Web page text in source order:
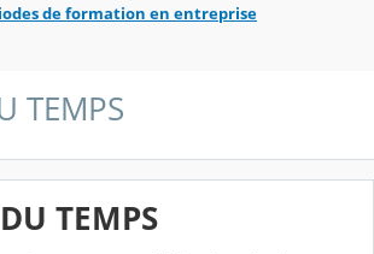
de formation en entreprise
TEMPS
TEMPS